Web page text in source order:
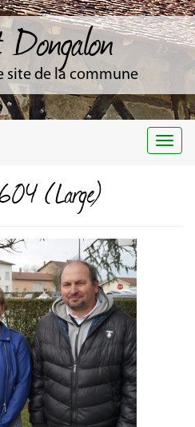
site de la commune
(Large)